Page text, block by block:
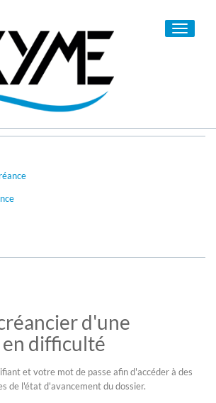
Toggle
d'une
difficulté
et votre mot de passe afin d'accéder à des
de l'état d'avancement du dossier.